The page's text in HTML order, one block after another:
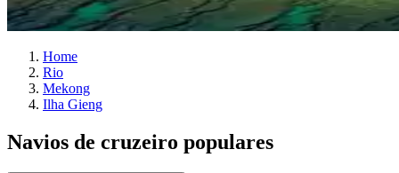
Home
Rio
Mekong
Ilha Gieng
Navios de cruzeiro populares